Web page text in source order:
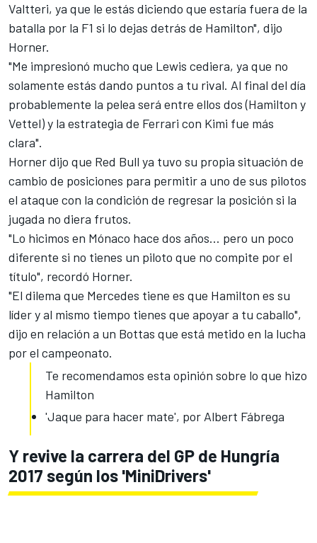
Valtteri, ya que le estás diciendo que estaría fuera de la
batalla por la F1 si lo dejas detrás de Hamilton", dijo
Horner.
"Me impresionó mucho que Lewis cediera, ya que no
solamente estás dando puntos a tu rival. Al final del día
probablemente la pelea será entre ellos dos (Hamilton y
Vettel) y la estrategia de Ferrari con Kimi fue más
clara".
Horner dijo que Red Bull ya tuvo su propia situación de
cambio de posiciones para permitir a uno de sus pilotos
el ataque con la condición de regresar la posición si la
jugada no diera frutos.
"Lo hicimos en Mónaco hace dos años... pero un poco
diferente si no tienes un piloto que no compite por el
título", recordó Horner.
"El dilema que Mercedes tiene es que Hamilton es su
líder y al mismo tiempo tienes que apoyar a tu caballo",
dijo en relación a un Bottas que está metido en la lucha
por el campeonato.
Te recomendamos esta opinión sobre lo que hizo
Hamilton
'Jaque para hacer mate', por Albert Fábrega
Y revive la carrera del GP de Hungría
2017 según los 'MiniDrivers'